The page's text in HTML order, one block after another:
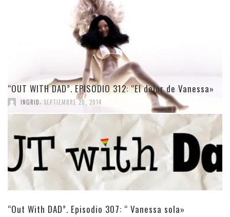
“OUT WITH DAD”. EPISODIO 312: “El dolor de Vanessa»
INGRID, SEPTIEMBRE 20, 2014
“Out With DAD”. Episodio 307: “ Vanessa sola»